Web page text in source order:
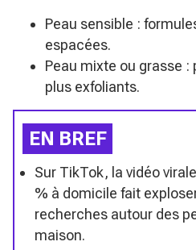
Peau sensible :
espacées.
Peau mixte ou grasse
plus exfoliants.
EN BREF
Sur TikTok, la vidéo
% à domicile fait
recherches autour des
maison.